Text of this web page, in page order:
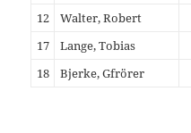
12
Walter, Robert
17
Lange, Tobias
18
Bjerke, Gfrörer